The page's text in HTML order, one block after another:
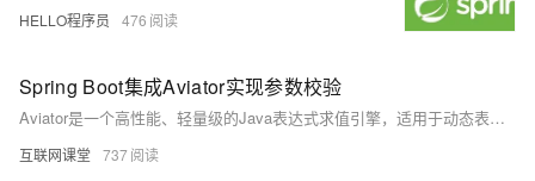
HELLO程序员 476
Spring Boot集成Aviator实现参数校验
Aviator是一个高性能、轻量级的Java表达式求值引擎，适用于动态表达式计算。其特点包括支持多种运算符、函数调用、正则匹配、自动类型转换及嵌套变量访问，性能优异且依赖小。适用于规则引擎、公式计算和动态脚本控制等场景。本文介绍了如何结合Aviator与AOP实现参数校验，并附有代码示例和仓库链接。
互联网课堂 737